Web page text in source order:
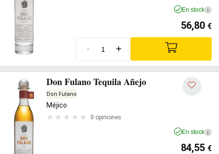
En stock i
56,80 €
- +
Don Fulano Tequila Añejo
Don Fulano
Méjico
0 opiniones
En stock i
84,55 €